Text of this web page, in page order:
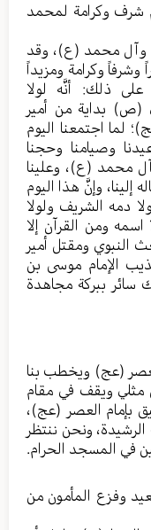
شرف وكرامة لمحمد
وآل محمد (ع)، وقد
وكرامة ومزيداً
ذلك: أنَّه لولا
(ص) بداية من أمير
لما اجتمعنا اليوم
وصيامنا وحجنا
محمد (ع)، وعلينا
وإنَّ هذا اليوم
دمه الشريف ولولا
اسمه ومن القرآن إلا
النبوي ومقتل أمير
الإمام موسى بن
ببركة مجاهدة
(عج) ويخطب بنا
ويقف في مقام
بإمام العصر (عج)،
ونحن ننتظر
في المسجد الحرام.
وفزع المأمون من